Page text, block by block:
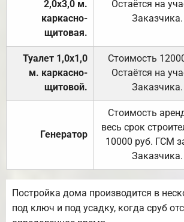
2,0х3,0 м.
каркасно-
щитовая.
Остаётся на
Заказчика.
Туалет 1,0х1,0
м. каркасно-
щитовой.
Стоимость
Остаётся на
Заказчика.
Генератор
Стоимость
весь срок
10000 руб. ГСМ
Заказчика.
Постройка дома производится в
под ключ и под усадку, когда сруб